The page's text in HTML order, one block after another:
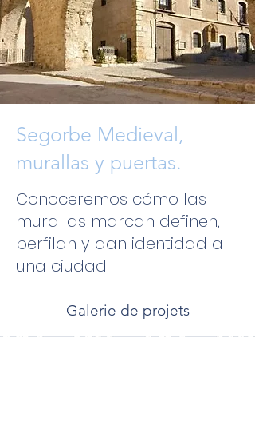
Segorbe Medieval,
murallas y puertas.
Conoceremos cómo las
murallas marcan definen,
perfilan y dan identidad a
una ciudad
Galerie de projets